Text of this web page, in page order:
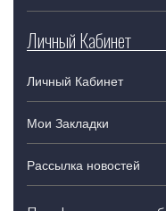
Личный Кабинет
Личный Кабинет
Мои Закладки
Рассылка новостей